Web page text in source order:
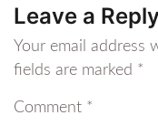
Leave a Reply
Your email address
fields are marked *
Comment *